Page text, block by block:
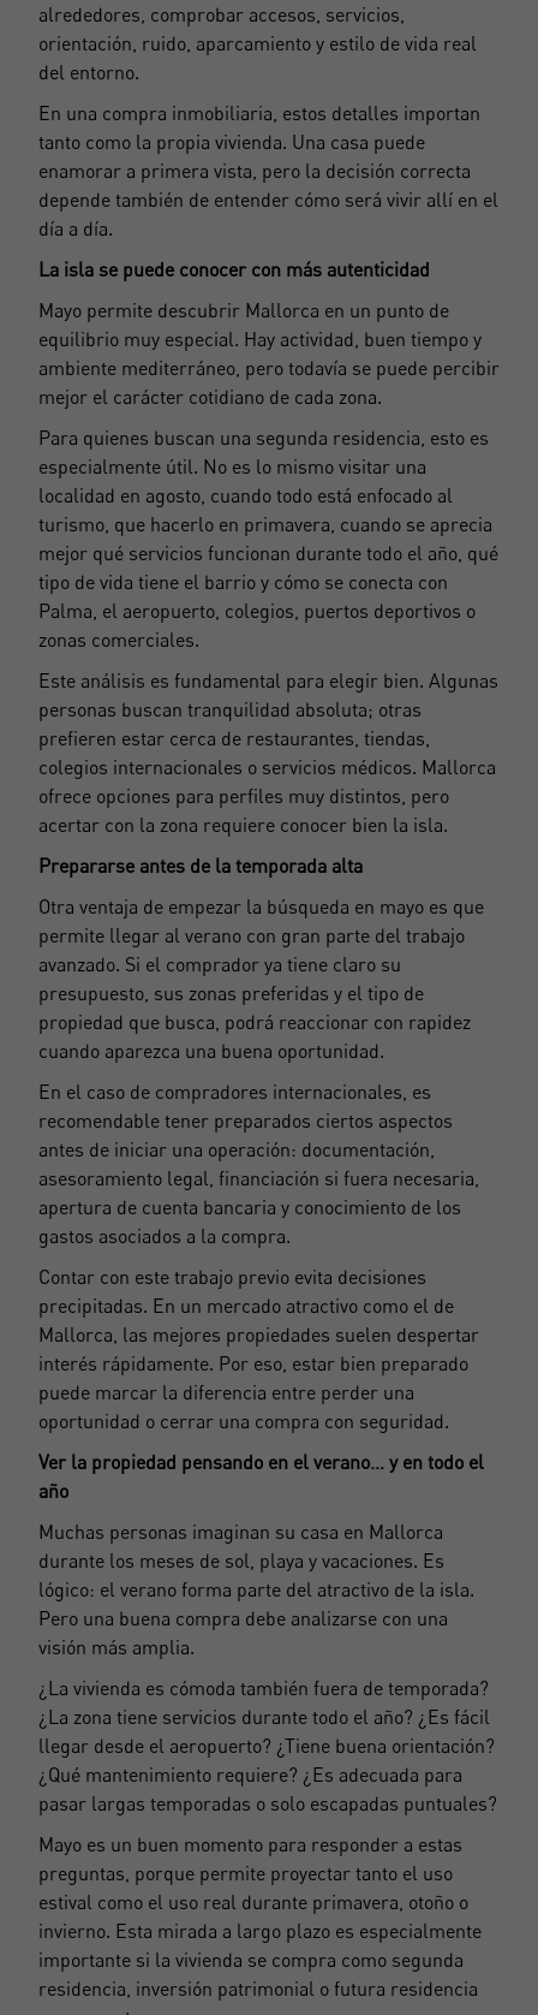
alrededores, comprobar accesos, servicios,
orientación, ruido, aparcamiento y estilo de vida real
del entorno.
En una compra inmobiliaria, estos detalles importan
tanto como la propia vivienda. Una casa puede
enamorar a primera vista, pero la decisión correcta
depende también de entender cómo será vivir allí en el
día a día.
La isla se puede conocer con más autenticidad
Mayo permite descubrir Mallorca en un punto de
equilibrio muy especial. Hay actividad, buen tiempo y
ambiente mediterráneo, pero todavía se puede percibir
mejor el carácter cotidiano de cada zona.
Para quienes buscan una segunda residencia, esto es
especialmente útil. No es lo mismo visitar una
localidad en agosto, cuando todo está enfocado al
turismo, que hacerlo en primavera, cuando se aprecia
mejor qué servicios funcionan durante todo el año, qué
tipo de vida tiene el barrio y cómo se conecta con
Palma, el aeropuerto, colegios, puertos deportivos o
zonas comerciales.
Este análisis es fundamental para elegir bien. Algunas
personas buscan tranquilidad absoluta; otras
prefieren estar cerca de restaurantes, tiendas,
colegios internacionales o servicios médicos. Mallorca
ofrece opciones para perfiles muy distintos, pero
acertar con la zona requiere conocer bien la isla.
Prepararse antes de la temporada alta
Otra ventaja de empezar la búsqueda en mayo es que
permite llegar al verano con gran parte del trabajo
avanzado. Si el comprador ya tiene claro su
presupuesto, sus zonas preferidas y el tipo de
propiedad que busca, podrá reaccionar con rapidez
cuando aparezca una buena oportunidad.
En el caso de compradores internacionales, es
recomendable tener preparados ciertos aspectos
antes de iniciar una operación: documentación,
asesoramiento legal, financiación si fuera necesaria,
apertura de cuenta bancaria y conocimiento de los
gastos asociados a la compra.
Contar con este trabajo previo evita decisiones
precipitadas. En un mercado atractivo como el de
Mallorca, las mejores propiedades suelen despertar
interés rápidamente. Por eso, estar bien preparado
puede marcar la diferencia entre perder una
oportunidad o cerrar una compra con seguridad.
Ver la propiedad pensando en el verano… y en todo el
año
Muchas personas imaginan su casa en Mallorca
durante los meses de sol, playa y vacaciones. Es
lógico: el verano forma parte del atractivo de la isla.
Pero una buena compra debe analizarse con una
visión más amplia.
¿La vivienda es cómoda también fuera de temporada?
¿La zona tiene servicios durante todo el año? ¿Es fácil
llegar desde el aeropuerto? ¿Tiene buena orientación?
¿Qué mantenimiento requiere? ¿Es adecuada para
pasar largas temporadas o solo escapadas puntuales?
Mayo es un buen momento para responder a estas
preguntas, porque permite proyectar tanto el uso
estival como el uso real durante primavera, otoño o
invierno. Esta mirada a largo plazo es especialmente
importante si la vivienda se compra como segunda
residencia, inversión patrimonial o futura residencia
Crear una cuenta
Nombre*